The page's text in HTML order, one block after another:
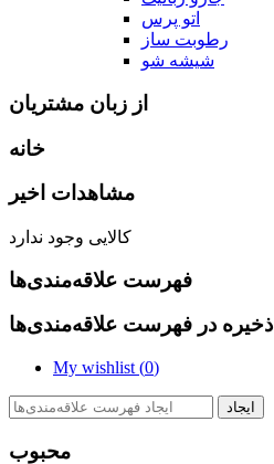
اتو پرس
رطوبت ساز
شیشه شو
از زبان مشتریان
خانه
مشاهدات اخیر
کالایی وجود ندارد
فهرست علاقه‌مندی‌ها
ذخیره در فهرست علاقه‌مندی‌ها
My wishlist (0)
ایجاد
محبوب